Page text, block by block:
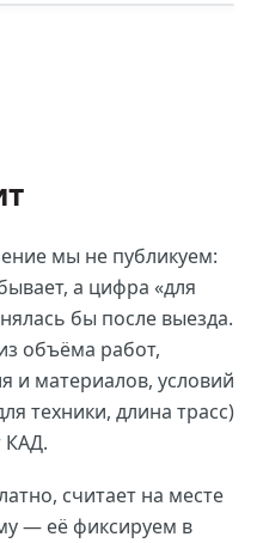
мы не публикуем:
а цифра «для
бы после выезда.
объёма работ,
и материалов, условий
техники, длина трасс)
КАД.
считает на месте
— её фиксируем в